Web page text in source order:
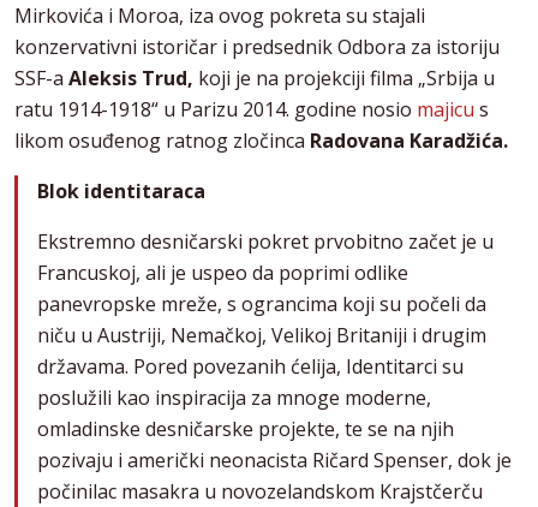
Mirkovića i Moroa, iza ovog pokreta su stajali
konzervativni istoričar i predsednik Odbora za istoriju
SSF-a Aleksis Trud, koji je na projekciji filma „Srbija u
ratu 1914-1918“ u Parizu 2014. godine nosio majicu s
likom osuđenog ratnog zločinca Radovana Karadžića.
Blok identitaraca
Ekstremno desničarski pokret prvobitno začet je u
Francuskoj, ali je uspeo da poprimi odlike
panevropske mreže, s ograncima koji su počeli da
niču u Austriji, Nemačkoj, Velikoj Britaniji i drugim
državama. Pored povezanih ćelija, Identitarci su
poslužili kao inspiracija za mnoge moderne,
omladinske desničarske projekte, te se na njih
pozivaju i američki neonacista Ričard Spenser, dok je
počinilac masakra u novozelandskom Krajstčerču